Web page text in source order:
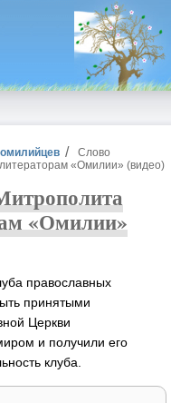
Слово
«Омилии» (видео)
«Омилии»
православных
принятыми
Церкви
и получили его
клуба.